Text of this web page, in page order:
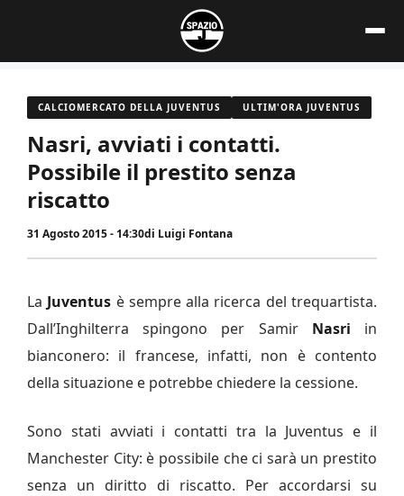
contenuto
CALCIOMERCATO DELLA JUVENTUS ULTIM'ORA JUVENTUS
Nasri, avviati i contatti.
Possibile il prestito senza
riscatto
31 Agosto 2015 - 14:30di Luigi Fontana
La Juventus è sempre alla ricerca del trequartista.
Dall’Inghilterra spingono per Samir Nasri in
bianconero: il francese, infatti, non è contento
della situazione e potrebbe chiedere la cessione.
Sono stati avviati i contatti tra la Juventus e il
Manchester City: è possibile che ci sarà un prestito
senza un diritto di riscatto. Per accordarsi su